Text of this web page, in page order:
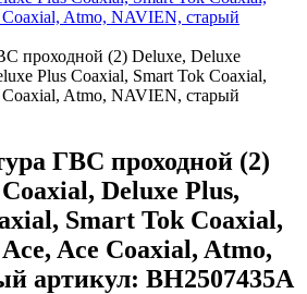
ГВС проходной (2)
Deluxe Plus,
Smart Tok Coaxial,
Ace Coaxial, Atmo,
артикул: BH2507435A